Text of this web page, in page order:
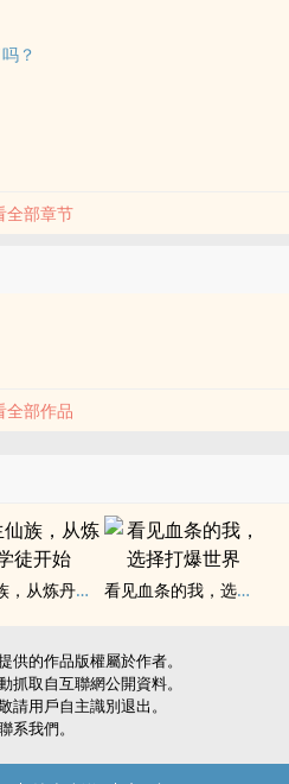
天。
”
魂归地府。”
？
全部章节
全部作品
长生仙族，从炼丹学徒开始
看见血条的我，选择打爆世界
的作品版權屬於作者。
取自互聯網公開資料。
用戶自主識別退出。
系我們。